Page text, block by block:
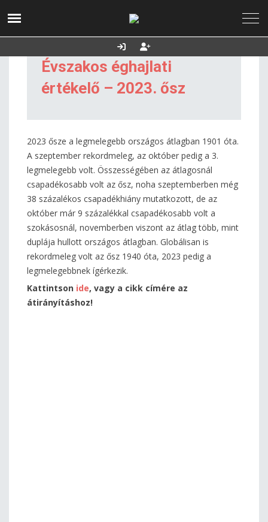
2026.08.07. 18:26
Támogatás
Évszakos éghajlati
értékelő – 2023. ősz
2023 ősze a legmelegebb országos átlagban 1901 óta.
A szeptember rekordmeleg, az október pedig a 3.
legmelegebb volt. Összességében az átlagosnál
csapadékosabb volt az ősz, noha szeptemberben még
38 százalékos csapadékhiány mutatkozott, de az
október már 9 százalékkal csapadékosabb volt a
szokásosnál, novemberben viszont az átlag több, mint
duplája hullott országos átlagban. Globálisan is
rekordmeleg volt az ősz 1940 óta, 2023 pedig a
legmelegebbnek ígérkezik.
Kattintson ide, vagy a cikk címére az
átirányításhoz!